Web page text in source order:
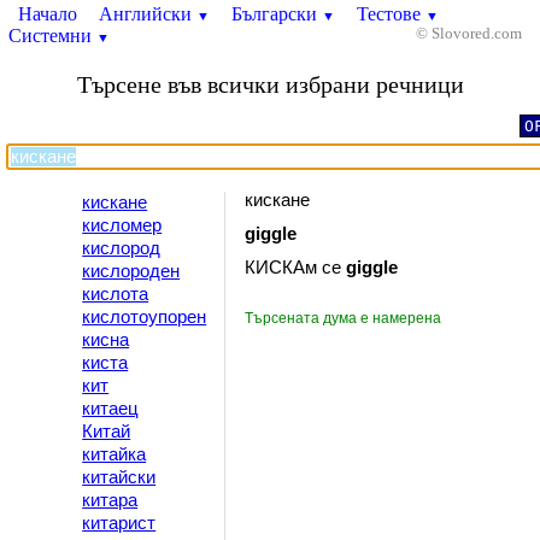
Начало Английски ▼ Български ▼ Тестове ▼
Системни ▼ © Slovored.com
Търсене във всички избрани речници
кискане
кисломер
кислород
кислороден
кислота
кислотоупорен
кисна
киста
кит
китаец
Китай
китайка
китайски
китара
китарист
кискане
giggle
КИСКАм сеgiggle
Търсената дума е намерена